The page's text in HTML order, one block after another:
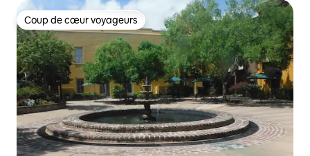
Coup de cœur voyageurs
Coup de cœur voyageurs